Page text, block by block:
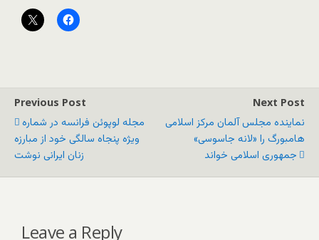
Previous Post
مجله لوپوئن فرانسه در شماره
ویژه پنجاه سالگی خود از مبارزه
زنان ایرانی نوشت
Next Post
نماینده مجلس آلمان مرکز اسلامی
هامبورگ را «لانه جاسوسی»
جمهوری اسلامی خواند
Leave a Reply